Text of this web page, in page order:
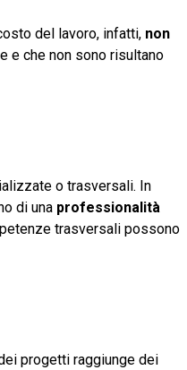
del lavoro, infatti, non
e che non sono risultano
o trasversali. In
di una professionalità
trasversali possono
progetti raggiunge dei